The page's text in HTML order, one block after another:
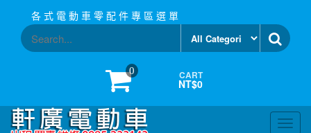
content
各 式 電 動 車 零 配 件 專 區 選 單
0 CART
NT$0